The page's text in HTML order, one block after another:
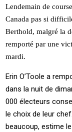
Lendemain de
Canada pas si
Berthold, malgré la
remporté par une
mardi.
Erin O’Toole a
dans la nuit de
000 électeurs
le choix de leur
beaucoup, estime